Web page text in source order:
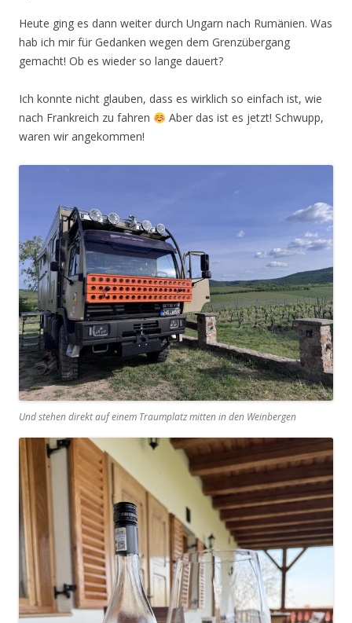
Heute ging es dann weiter durch Ungarn nach Rumänien. Was
hab ich mir für Gedanken wegen dem Grenzübergang
gemacht! Ob es wieder so lange dauert?
Ich konnte nicht glauben, dass es wirklich so einfach ist, wie
nach Frankreich zu fahren
Aber das ist es jetzt! Schwupp,
waren wir angekommen!
Und stehen direkt auf einem Traumplatz mitten in den Weinbergen